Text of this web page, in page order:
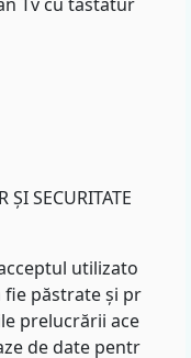
ȘI SECURITATE
utilizato
fie păstrate și pr
prelucrării ace
de date pentr